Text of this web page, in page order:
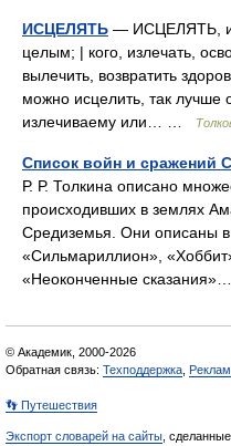
ИСЦЕЛЯТЬ — ИСЦЕЛЯТЬ,
целым; | кого, излечать,
вылечить, возвратить
можно исцелить, так лучше
излечиваему или… …
Список войн и сражений
Р. Р. Толкина описано
происходивших в землях
Средиземья. Они описаны в
«Сильмариллион»,
«Неоконченные
© Академик, 2000-2026
Обратная связь: Техподдержка
👣 Путешествия
Экспорт словарей на сайты ,